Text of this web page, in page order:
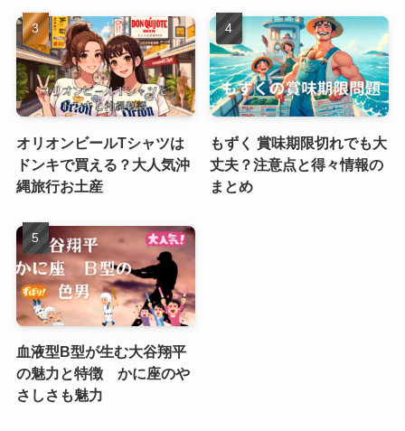
オリオンビールTシャツは
ドンキで買える？大人気沖
縄旅行お土産
もずく 賞味期限切れでも大
丈夫？注意点と得々情報の
まとめ
血液型B型が生む大谷翔平
の魅力と特徴 かに座のや
さしさも魅力